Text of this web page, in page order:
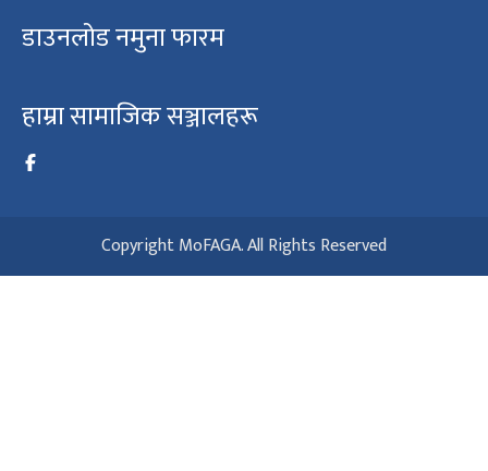
डाउनलोड नमुना फारम
हाम्रा सामाजिक सञ्जालहरू
Copyright MoFAGA. All Rights Reserved